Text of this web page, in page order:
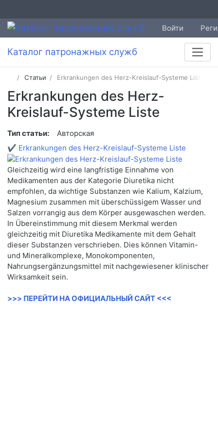
Войти
Каталог патронажных служб
Статьи Erkrankungen des Herz-Kreislauf-Systeme Liste
Erkrankungen des Herz-
Kreislauf-Systeme Liste
Тип статьи:
Авторская
✔ Erkrankungen des Herz-Kreislauf-Systeme Liste
Gleichzeitig wird eine langfristige Einnahme von
Medikamenten aus der Kategorie Diuretika nicht
empfohlen, da wichtige Substanzen wie Kalium, Kalzium,
Magnesium zusammen mit überschüssigem Wasser und
Salzen vorrangig aus dem Körper ausgewaschen werden.
In Übereinstimmung mit diesem Merkmal werden
gleichzeitig mit Diuretika Medikamente mit dem Gehalt
dieser Substanzen verschrieben. Dies können Vitamin-
und Mineralkomplexe, Monokomponenten,
Nahrungsergänzungsmittel mit nachgewiesener klinischer
Wirksamkeit sein.
>>> ПЕРЕЙТИ НА ОФИЦИАЛЬНЫЙ САЙТ <<<